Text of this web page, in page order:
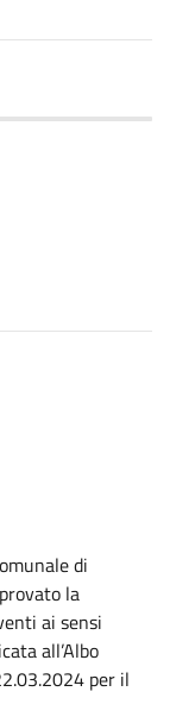
di
la
ai sensi
all’Albo
per il